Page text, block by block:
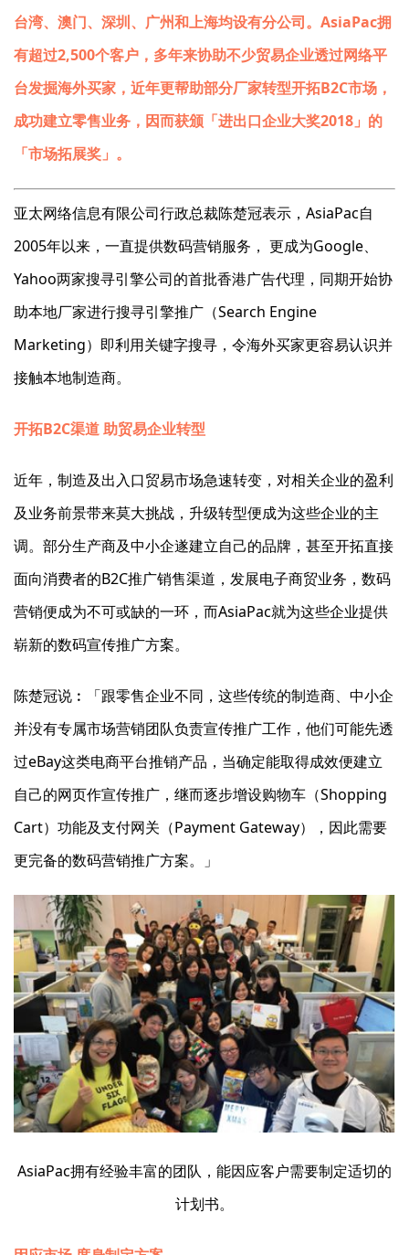
台湾、澳门、深圳、广州和上海均设有分公司。AsiaPac拥
有超过2,500个客户，多年来协助不少贸易企业透过网络平
台发掘海外买家，近年更帮助部分厂家转型开拓B2C市场，
成功建立零售业务，因而获颁「进出口企业大奖2018」的
「市场拓展奖」。
亚太网络信息有限公司行政总裁陈楚冠表示，AsiaPac自
2005年以来，一直提供数码营销服务， 更成为Google、
Yahoo两家搜寻引擎公司的首批香港广告代理，同期开始协
助本地厂家进行搜寻引擎推广（Search Engine
Marketing）即利用关键字搜寻，令海外买家更容易认识并
接触本地制造商。
开拓B2C渠道 助贸易企业转型
近年，制造及出入口贸易市场急速转变，对相关企业的盈利
及业务前景带来莫大挑战，升级转型便成为这些企业的主
调。部分生产商及中小企遂建立自己的品牌，甚至开拓直接
面向消费者的B2C推广销售渠道，发展电子商贸业务，数码
营销便成为不可或缺的一环，而AsiaPac就为这些企业提供
崭新的数码宣传推广方案。
陈楚冠说︰「跟零售企业不同，这些传统的制造商、中小企
并没有专属市场营销团队负责宣传推广工作，他们可能先透
过eBay这类电商平台推销产品，当确定能取得成效便建立
自己的网页作宣传推广，继而逐步增设购物车（Shopping
Cart）功能及支付网关（Payment Gateway），因此需要
更完备的数码营销推广方案。」
AsiaPac拥有经验丰富的团队，能因应客户需要制定适切的
计划书。